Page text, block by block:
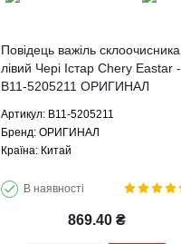
Повідець важіль склоочисника
лівий Чері Істар Chery Eastar -
B11-5205211 ОРИГИНАЛ
Артикул: B11-5205211
Брeнд: ОРИГИНАЛ
Країна: Китай
В наявності
869.40₴